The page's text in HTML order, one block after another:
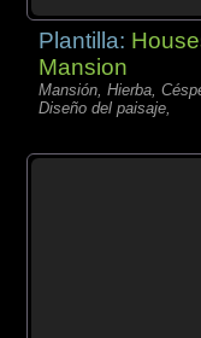
Plantilla:
Mansion
Mansión, Hierba,
Diseño del paisaje,